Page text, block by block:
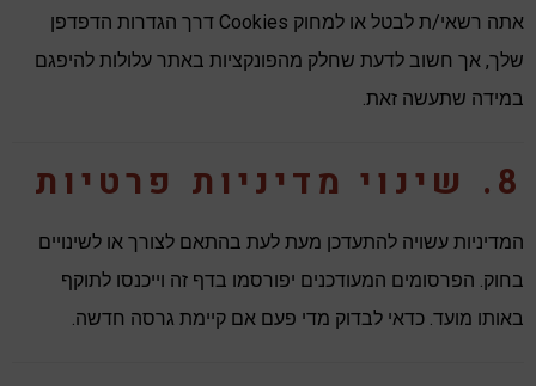
אתה רשאי/ת לבטל או למחוק Cookies דרך הגדרות הדפדפן
שלך, אך חשוב לדעת שחלק מהפונקציות באתר עלולות להיפגם
במידה שתעשה זאת.
8. שינוי מדיניות פרטיות
המדיניות עשויה להתעדכן מעת לעת בהתאם לצורך או לשינויים
בחוק. הפרסומים המעודכנים יפורסמו בדף זה וייכנסו לתוקף
באותו מועד. כדאי לבדוק מדי פעם אם קיימת גרסה חדשה.